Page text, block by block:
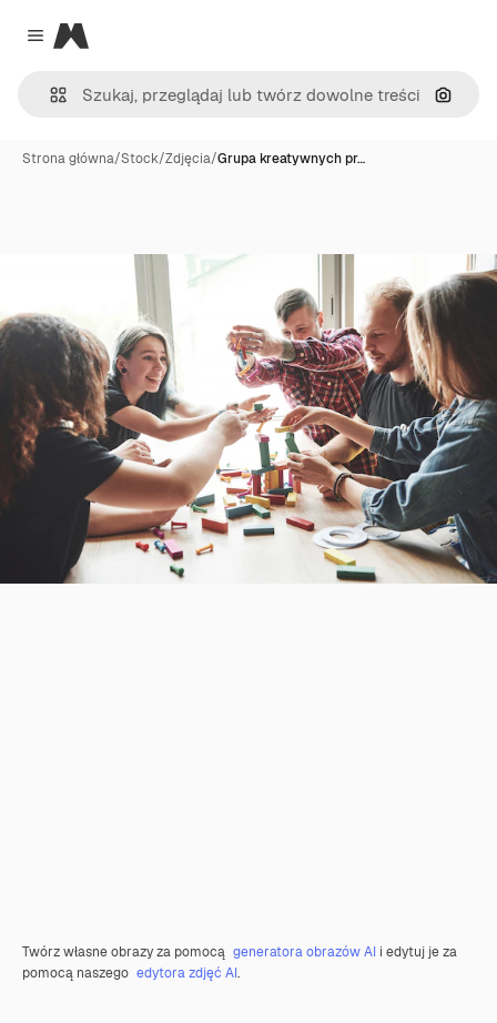
Close menu
Magnific
Szukaj
Strona główna/Stock/Zdjęcia/Grupa kreatywnych pr…
Twórz własne obrazy za pomocą generatora obrazów AI i edytuj je za
pomocą naszego edytora zdjęć AI.